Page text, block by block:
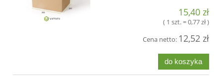
15,40 zł
( 1 szt. = 0,77 zł )
Cena netto: 12,52 zł
do koszyka